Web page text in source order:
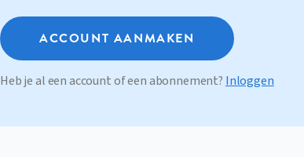
ACCOUNT AANMAKEN
Heb je al een account of een abonnement? Inloggen